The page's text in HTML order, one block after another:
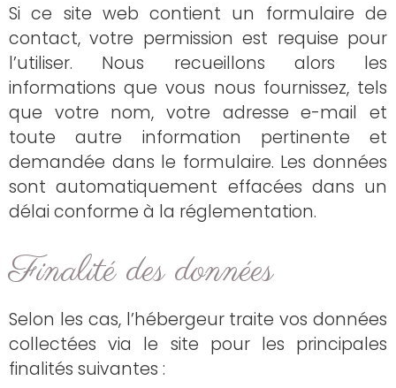
Si ce site web contient un formulaire de
contact, votre permission est requise pour
l’utiliser. Nous recueillons alors les
informations que vous nous fournissez, tels
que votre nom, votre adresse e-mail et
toute autre information pertinente et
demandée dans le formulaire. Les données
sont automatiquement effacées dans un
délai conforme à la réglementation.
Finalité des données
Selon les cas, l’hébergeur traite vos données
collectées via le site pour les principales
finalités suivantes :